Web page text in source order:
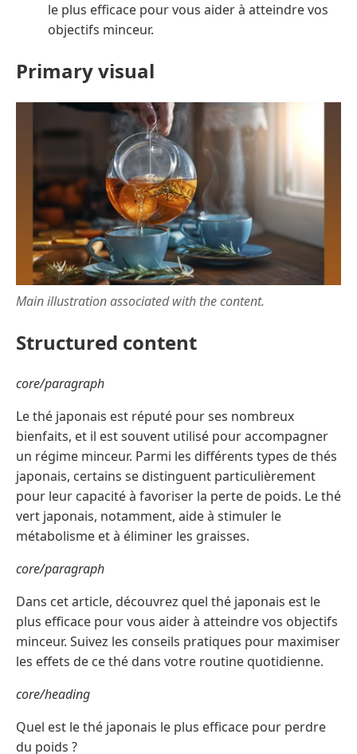
le plus efficace pour vous aider à atteindre vos
objectifs minceur.
Primary visual
Main illustration associated with the content.
Structured content
core/paragraph
Le thé japonais est réputé pour ses nombreux
bienfaits, et il est souvent utilisé pour accompagner
un régime minceur. Parmi les différents types de thés
japonais, certains se distinguent particulièrement
pour leur capacité à favoriser la perte de poids. Le thé
vert japonais, notamment, aide à stimuler le
métabolisme et à éliminer les graisses.
core/paragraph
Dans cet article, découvrez quel thé japonais est le
plus efficace pour vous aider à atteindre vos objectifs
minceur. Suivez les conseils pratiques pour maximiser
les effets de ce thé dans votre routine quotidienne.
core/heading
Quel est le thé japonais le plus efficace pour perdre
du poids ?